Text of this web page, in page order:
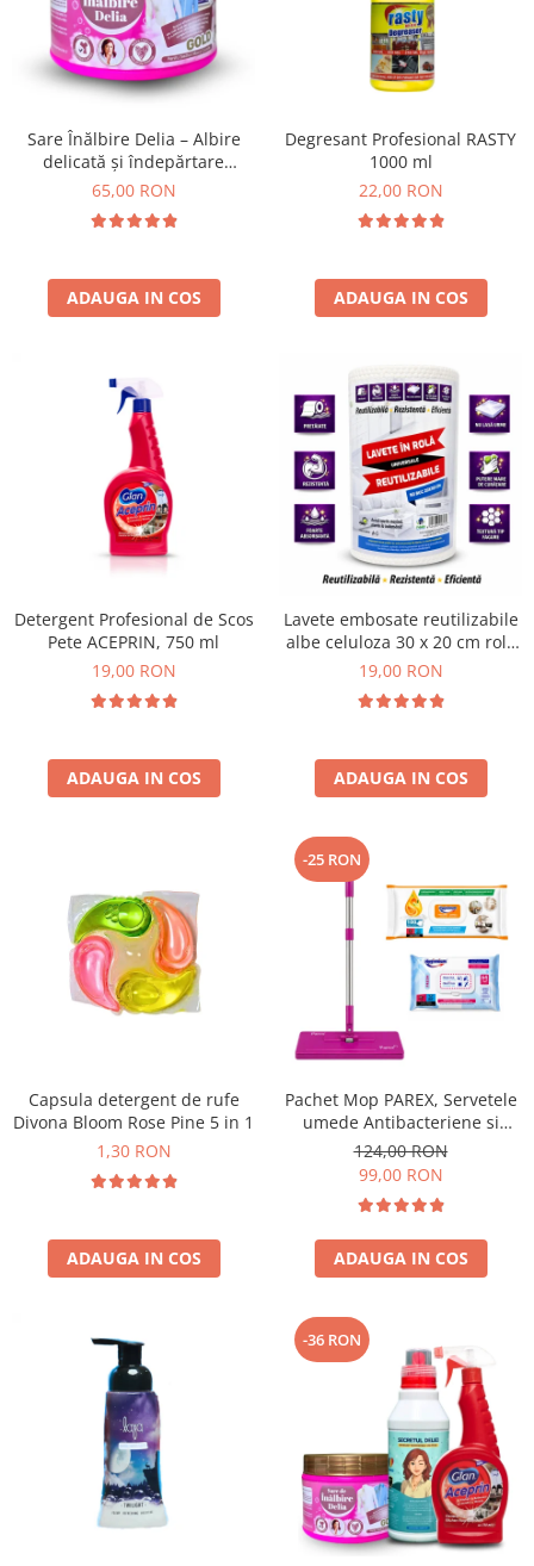
Insecticide
Dezinfectante
Absorbanti de Umiditate & Rezerve
Bioactivatori & Tratamente Fose
Septice
Manusi Protectie
Solutii curatare mobila
Ceaiuri
Cosmetice
Vopsea Par
Ingrijire Par
Ingrijire corp
Ingrijire maini
Ingrijire picioare
Îngrijire Ten
Curatare Intretinere Incaltaminte
Fond de ten
Sampon
Sare de baie
Servetele Umede
Sare Înălbire Delia – Albire
delicată și îndepărtare
eficientă a petelor 500 g
65,00 RON
ADAUGA IN COS
Degresant Profesional RASTY
1000 ml
22,00 RON
ADAUGA IN COS
Detergent Profesional de Scos
Pete ACEPRIN, 750 ml
19,00 RON
ADAUGA IN COS
Lavete embosate reutilizabile
albe celuloza 30 x 20 cm rola
50 bucati
19,00 RON
ADAUGA IN COS
Capsula detergent de rufe
Divona Bloom Rose Pine 5 in 1
1,30 RON
ADAUGA IN COS
-25 RON
Pachet Mop PAREX, Servetele
umede Antibacteriene si
Multisuprafete
124,00 RON
99,00 RON
ADAUGA IN COS
-36 RON